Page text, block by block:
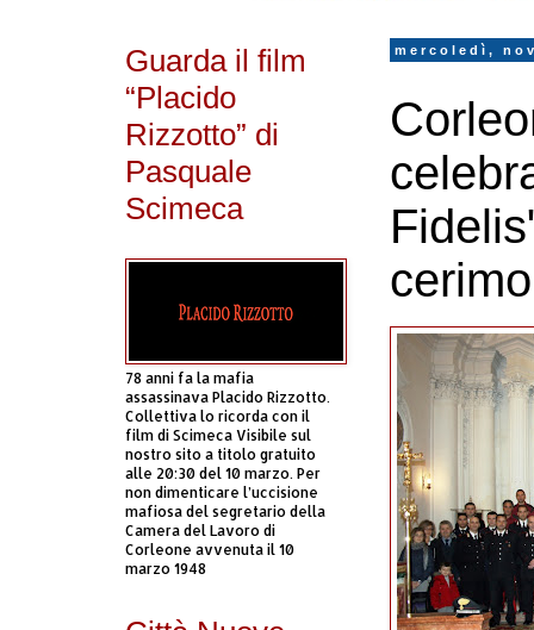
mercoledì,
Guarda il film
“Placido
Rizzotto” di
Pasquale
Scimeca
78 anni fa la mafia
assassinava Placido Rizzotto.
Collettiva lo ricorda con il
film di Scimeca Visibile sul
nostro sito a titolo gratuito
alle 20:30 del 10 marzo. Per
non dimenticare l’uccisione
mafiosa del segretario della
Camera del Lavoro di
Corleone avvenuta il 10
marzo 1948